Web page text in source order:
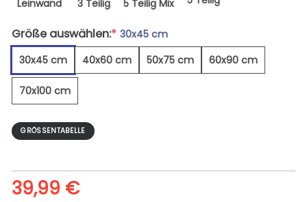
Leinwand 3 Teilig 5 Teilig Mix
Größe auswählen:* 30x45 cm
30x45 cm
40x60 cm 50x75 cm 60x90 cm
70x100 cm
GRÖSSENTABELLE
39,99 €